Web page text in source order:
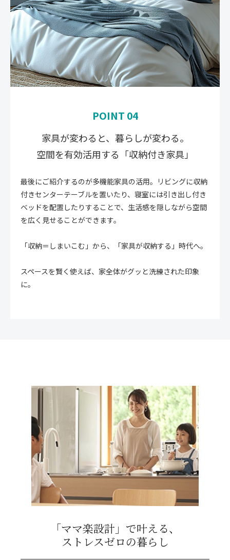
POINT 04
家具が変わると、暮らしが変わる。
空間を有効活用する「収納付き家具」
最後にご紹介するのが多機能家具の活用。リビングに収納
付きセンターテーブルを置いたり、寝室には引き出し付き
ベッドを配置したりすることで、生活感を隠しながら空間
を広く見せることができます。
「収納＝しまいこむ」から、「家具が収納する」時代へ。
スペースを賢く使えば、家全体がグッと洗練された印象
に。
「ママ楽設計」で叶える、
ストレスゼロの暮らし